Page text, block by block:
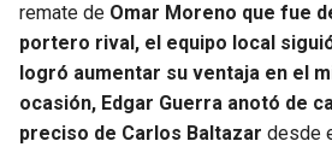
remate de Omar Moreno que fue
portero rival, el equipo local
logró aumentar su ventaja en el
ocasión, Edgar Guerra anotó de
preciso de Carlos Baltazar desde